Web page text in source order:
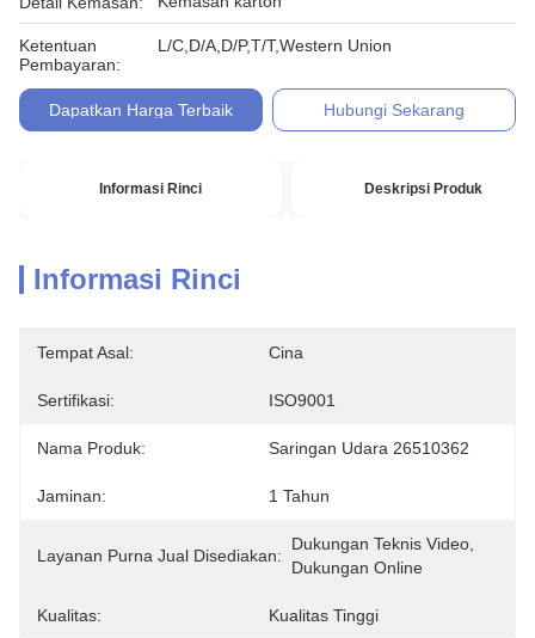
Ketentuan
Pembayaran:
L/C,D/A,D/P,T/T,Western Union
Dapatkan Harga Terbaik Hubungi Sekarang
Informasi Rinci Deskripsi Produk
Informasi Rinci
Tempat Asal: Cina
Sertifikasi: ISO9001
Nama Produk: Saringan Udara 26510362
Jaminan: 1 Tahun
Layanan Purna Jual Disediakan:
Dukungan Teknis Video,
Dukungan Online
Kualitas: Kualitas Tinggi